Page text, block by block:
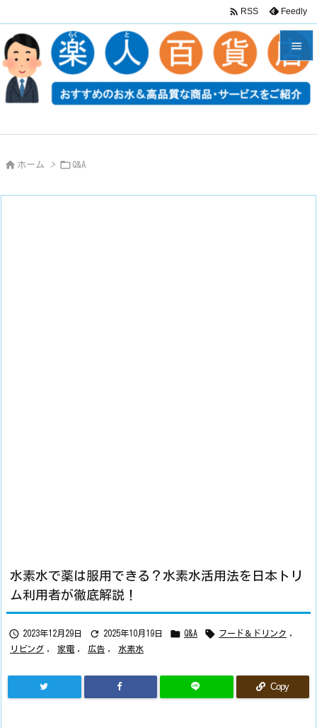


メニュ

次へ
 RSS Feedly
 ホーム >  Q&A
水素水で薬は服用できる？水素水活用法を日本トリ
ム利用者が徹底解説！
 2023年12月29日  2025年10月19日  Q&A  フード＆ドリンク ,
リビング , 家電 , 広告 , 水素水
Copy